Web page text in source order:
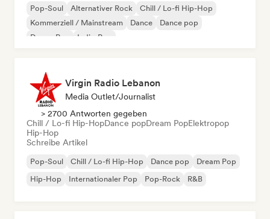
Pop-Soul Alternativer Rock
Chill / Lo-fi Hip-Hop
Kommerziell / Mainstream
Dance
Dance pop
Dream Pop
Indie-Pop
Virgin Radio Lebanon
Media Outlet/Journalist
> 2700 Antworten gegeben
Chill / Lo-fi Hip-HopDance popDream PopElektropop
Hip-Hop
Schreibe Artikel
Pop-Soul Chill / Lo-fi Hip-Hop Dance pop
Dream Pop
Hip-Hop
Internationaler Pop Pop-Rock R&B